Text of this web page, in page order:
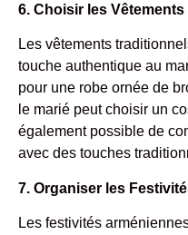
6. Choisir les
Les vêtements
touche authentique au
pour une robe ornée de
le marié peut choisir un
également possible de
avec des touches
7. Organiser les
Les festivités